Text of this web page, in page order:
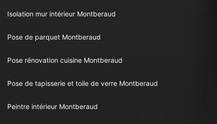
Isolation mur intérieur Montberaud
Pose de parquet Montberaud
Pose rénovation cuisine Montberaud
Pose de tapisserie et toile de verre Montberaud
Peintre intérieur Montberaud